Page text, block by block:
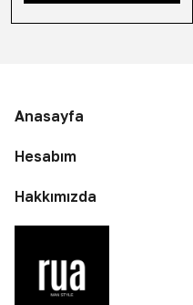
Anasayfa
Hesabım
Hakkımızda